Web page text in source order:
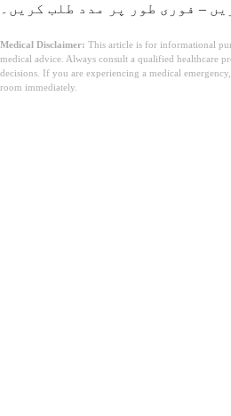
– فوری طور پر مدد طلب کریں۔
Medical Disclaimer: This article is for informational
medical advice. Always consult a qualified healthcare
decisions. If you are experiencing a medical
room immediately.